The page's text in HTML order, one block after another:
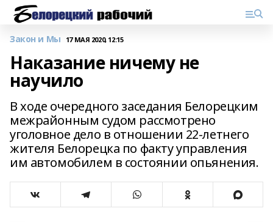
Закон и Мы 17 МАЯ 2020, 12:15
Наказание ничему не
научило
В ходе очередного заседания Белорецким
межрайонным судом рассмотрено
уголовное дело в отношении 22-летнего
жителя Белорецка по факту управления
им автомобилем в состоянии опьянения.